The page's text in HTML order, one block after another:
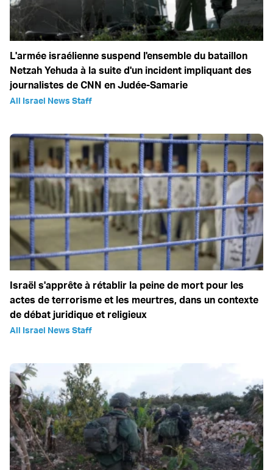
L'armée israélienne suspend l'ensemble du bataillon
Netzah Yehuda à la suite d'un incident impliquant des
journalistes de CNN en Judée-Samarie
All Israel News Staff
Israël s'apprête à rétablir la peine de mort pour les
actes de terrorisme et les meurtres, dans un contexte
de débat juridique et religieux
All Israel News Staff